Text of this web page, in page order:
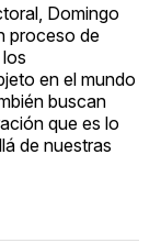
Domingo
proceso de
en el mundo
buscan
que es lo
de nuestras